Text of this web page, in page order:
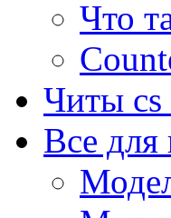
Что
Читы cs
Все для